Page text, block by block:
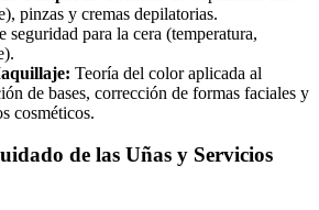
pinzas y cremas depilatorias.
seguridad para la cera (temperatura,
Teoría del color aplicada al
de bases, corrección de formas faciales y
cosméticos.
de las Uñas y Servicios